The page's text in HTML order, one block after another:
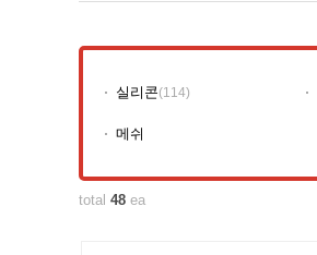
실리콘(114)
메쉬
total 48 ea